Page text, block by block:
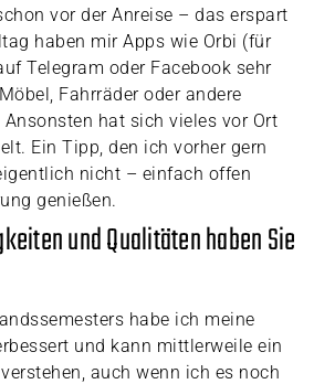
vor der Anreise – das erspart
haben mir Apps wie Orbi (für
Telegram oder Facebook sehr
Fahrräder oder andere
hat sich vieles vor Ort
Ein Tipp, den ich vorher gern
nicht – einfach offen
genießen.
und Qualitäten haben Sie
habe ich meine
und kann mittlerweile ein
auch wenn ich es noch